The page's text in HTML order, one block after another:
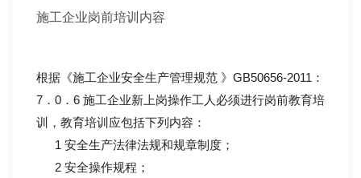
施工企业岗前培训内容
根据《施工企业安全生产管理规范 》GB50656-2011：
7．0．6 施工企业新上岗操作工人必须进行岗前教育培
训，教育培训应包括下列内容：
1 安全生产法律法规和规章制度；
2 安全操作规程；